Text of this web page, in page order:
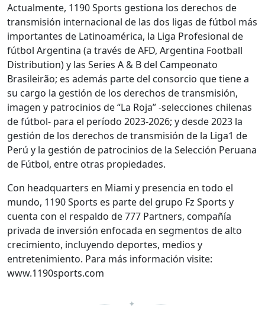
Actualmente, 1190 Sports gestiona los derechos de
transmisión internacional de las dos ligas de fútbol más
importantes de Latinoamérica, la Liga Profesional de
fútbol Argentina (a través de AFD, Argentina Football
Distribution) y las Series A & B del Campeonato
Brasileirão; es además parte del consorcio que tiene a
su cargo la gestión de los derechos de transmisión,
imagen y patrocinios de “La Roja” -selecciones chilenas
de fútbol- para el período 2023-2026; y desde 2023 la
gestión de los derechos de transmisión de la Liga1 de
Perú y la gestión de patrocinios de la Selección Peruana
de Fútbol, entre otras propiedades.
Con headquarters en Miami y presencia en todo el
mundo, 1190 Sports es parte del grupo Fz Sports y
cuenta con el respaldo de 777 Partners, compañía
privada de inversión enfocada en segmentos de alto
crecimiento, incluyendo deportes, medios y
entretenimiento. Para más información visite:
www.1190sports.com
✦